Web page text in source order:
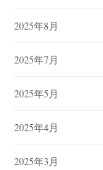
2025年8月
2025年7月
2025年5月
2025年4月
2025年3月